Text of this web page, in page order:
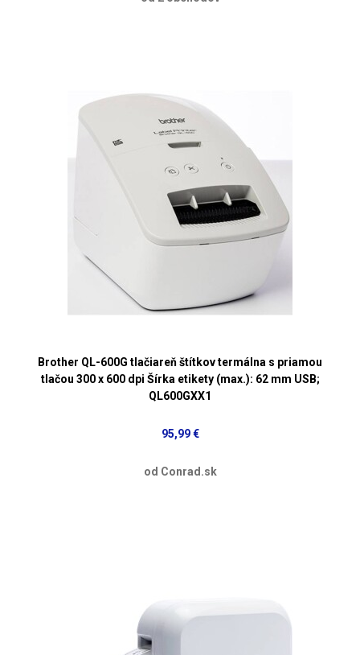
Brother QL-600G tlačiareň štítkov termálna s priamou
tlačou 300 x 600 dpi Šírka etikety (max.): 62 mm USB;
QL600GXX1
95,99 €
od Conrad.sk